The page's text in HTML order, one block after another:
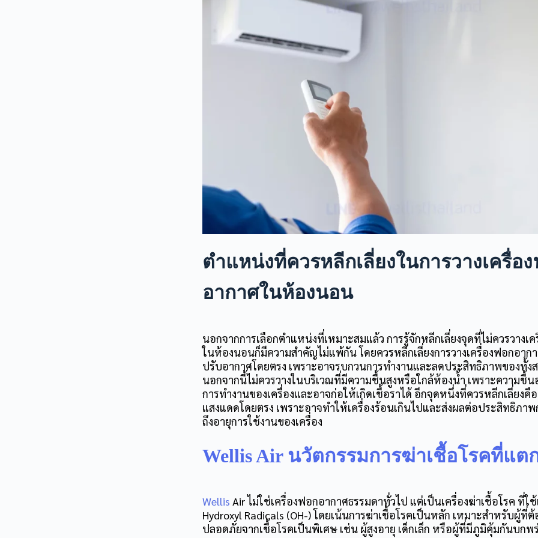
ตำแหน่งที่ควรหลีกเลี่ยงในการวางเครื่อ
อากาศในห้องนอน
นอกจากการเลือกตำแหน่งที่เหมาะสมแล้ว การรู้จักหลีกเลี่ยงจุดที่ไม่ควรวางเ
ในห้องนอนก็มีความสำคัญไม่แพ้กัน โดยควรหลีกเลี่ยงการวางเครื่องฟอกอาก
ปรับอากาศโดยตรง เพราะอาจรบกวนการทำงานและลดประสิทธิภาพของทั้งส
นอกจากนี้ไม่ควรวางในบริเวณที่มีความชื้นสูงหรือใกล้ห้องน้ำ เพราะความชื้น
การทำงานของเครื่องและอาจก่อให้เกิดเชื้อราได้ อีกจุดหนึ่งที่ควรหลีกเลี่ยงคื
แสงแดดโดยตรง เพราะอาจทำให้เครื่องร้อนเกินไปและส่งผลต่อประสิทธิภาพ
ถึงอายุการใช้งานของเครื่อง
Wellis Air นวัตกรรมการฆ่าเชื้อโรคที่แต
Wellis Air ไม่ใช่เครื่องฟอกอากาศธรรมดาทั่วไป แต่เป็นเครื่องฆ่าเชื้อโรค ที่ใ
Hydroxyl Radicals (OH-) โดยเน้นการฆ่าเชื้อโรคเป็นหลัก เหมาะสำหรับผู้ที่ต้
ปลอดภัยจากเชื้อโรคเป็นพิเศษ เช่น ผู้สูงอายุ เด็กเล็ก หรือผู้ที่มีภูมิคุ้มกันบกพ